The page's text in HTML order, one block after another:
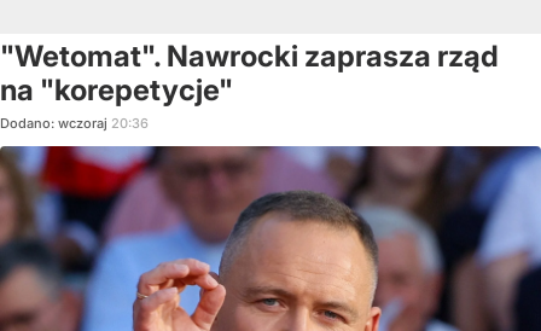
"Wetomat". Nawrocki zaprasza rząd
na "korepetycje"
Dodano: wczoraj 20:36